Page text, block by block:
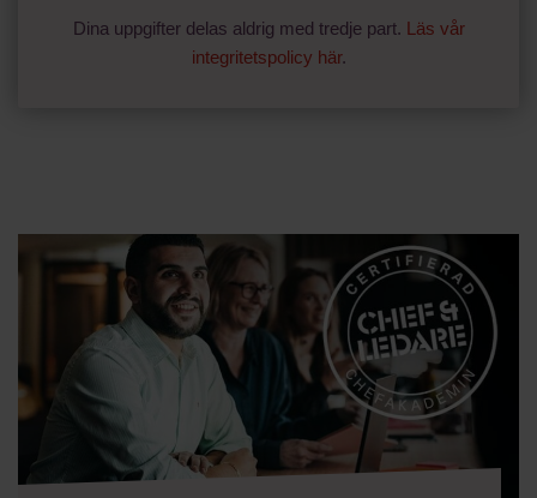
Dina uppgifter delas aldrig med tredje part. Läs vår
integritetspolicy här.